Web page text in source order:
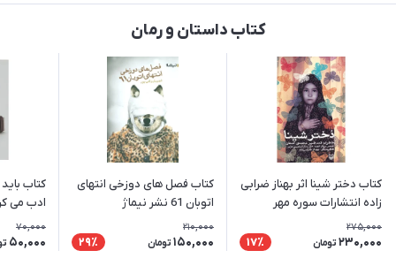
کتاب داستان و رمان
کتاب دختر شینا اثر بهناز ضرابی
زاده انتشارات سوره مهر
275,000
230,000 تومان 17٪
کتاب فصل های دوزخی انتهای
اتوبان 61 نشر نیماژ
210,000
150,000 تومان 29٪
کتاب
ادب می‌
70,000
50,000